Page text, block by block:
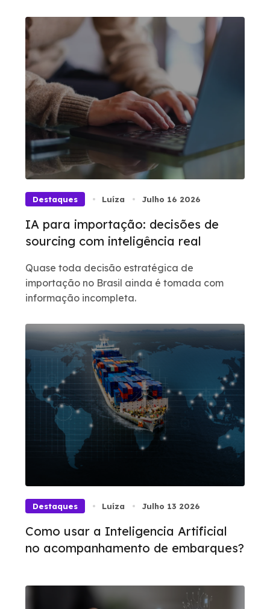
Destaques Luíza Julho 16 2026
IA para importação: decisões de
sourcing com inteligência real
Quase toda decisão estratégica de
importação no Brasil ainda é tomada com
informação incompleta.
Destaques Luíza Julho 13 2026
Como usar a Inteligencia Artificial
no acompanhamento de embarques?